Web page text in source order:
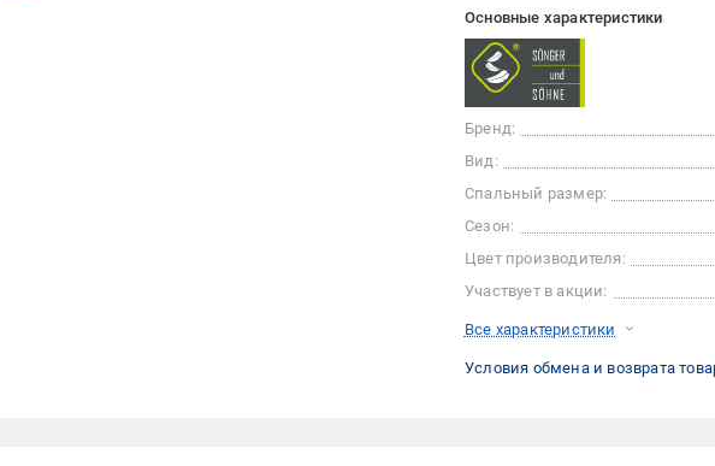
Основные характеристики
Бренд:
Вид:
Спальный размер:
Сезон:
Цвет производителя:
Участвует в акции:
Все характеристики
Условия обмена и возврата